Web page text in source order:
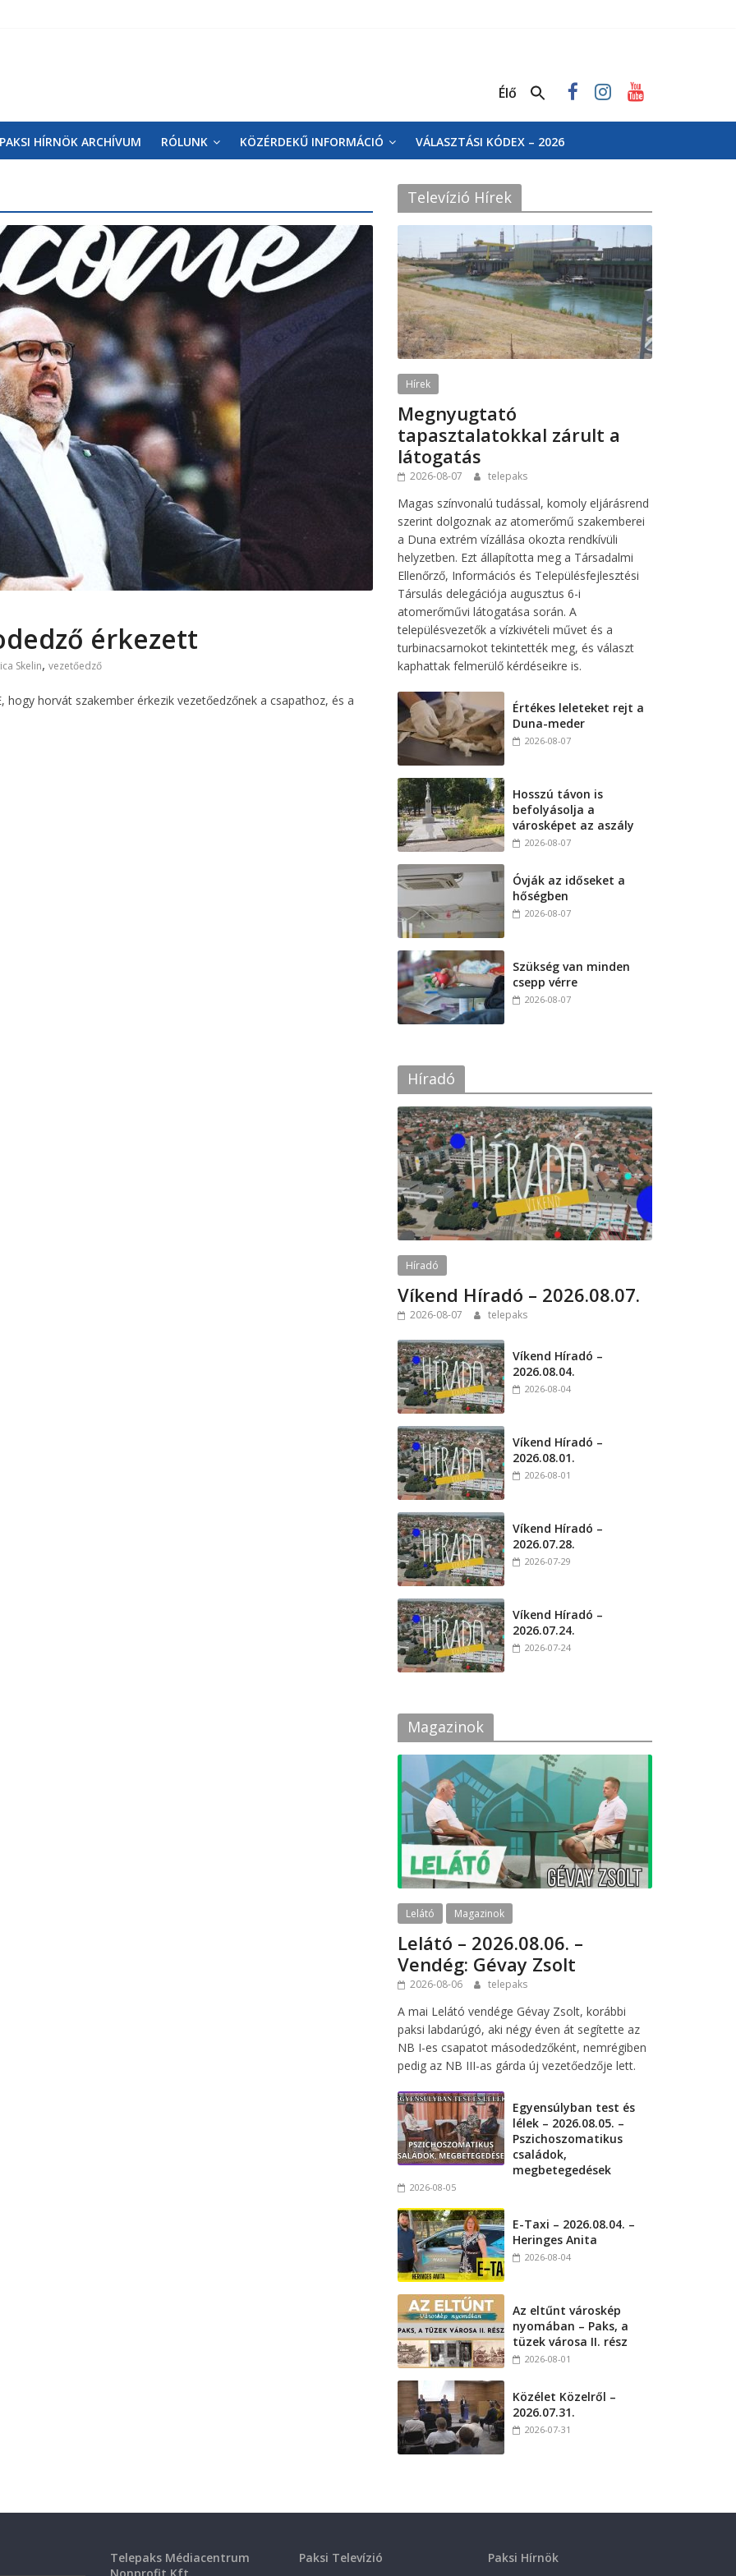
Élő
PAKSI HÍRNÖK ARCHÍVUM RÓLUNK KÖZÉRDEKŰ INFORMÁCIÓ VÁLASZTÁSI KÓDEX – 2026
érkezett
Skelin, vezetőedző
horvát szakember érkezik vezetőedzőnek a csapathoz, és a
Televízió Hírek
Hírek
Megnyugtató
tapasztalatokkal zárult a
látogatás
2026-08-07 telepaks
Magas színvonalú tudással, komoly eljárásrend
szerint dolgoznak az atomerőmű szakemberei
a Duna extrém vízállása okozta rendkívüli
helyzetben. Ezt állapította meg a Társadalmi
Ellenőrző, Információs és Településfejlesztési
Társulás delegációja augusztus 6-i
atomerőművi látogatása során. A
településvezetők a vízkivételi művet és a
turbinacsarnokot tekintették meg, és választ
kaphattak felmerülő kérdéseikre is.
Értékes leleteket rejt a
Duna-meder
2026-08-07
Hosszú távon is
befolyásolja a
városképet az aszály
2026-08-07
Óvják az időseket a
hőségben
2026-08-07
Szükség van minden
csepp vérre
2026-08-07
Híradó
Híradó
Víkend Híradó – 2026.08.07.
2026-08-07 telepaks
Víkend Híradó –
2026.08.04.
2026-08-04
Víkend Híradó –
2026.08.01.
2026-08-01
Víkend Híradó –
2026.07.28.
2026-07-29
Víkend Híradó –
2026.07.24.
2026-07-24
Magazinok
Lelátó Magazinok
Lelátó – 2026.08.06. –
Vendég: Gévay Zsolt
2026-08-06 telepaks
A mai Lelátó vendége Gévay Zsolt, korábbi
paksi labdarúgó, aki négy éven át segítette az
NB I-es csapatot másodedzőként, nemrégiben
pedig az NB III-as gárda új vezetőedzője lett.
Egyensúlyban test és
lélek – 2026.08.05. –
Pszichoszomatikus
családok,
megbetegedések
2026-08-05
E-Taxi – 2026.08.04. –
Heringes Anita
2026-08-04
Az eltűnt városkép
nyomában – Paks, a
tüzek városa II. rész
2026-08-01
Közélet Közelről –
2026.07.31.
2026-07-31
Telepaks Médiacentrum
Paksi Televízió Paksi Hírnök